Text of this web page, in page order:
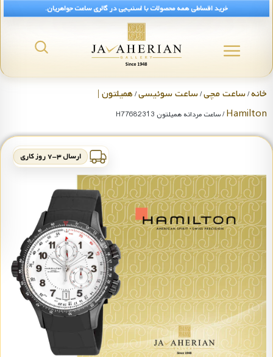
خرید اقساطی همه محصولات با اسنپ‌پی در گالری ساعت جواهریان.
خانه/ساعت مچی/ساعت سوئیسی/ همیلتون |
Hamilton/ ساعت مردانه همیلتون H77682313
ارسال ۳-۷ روز کاری